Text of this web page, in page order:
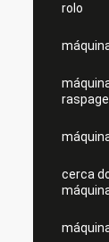
rolo
cerca